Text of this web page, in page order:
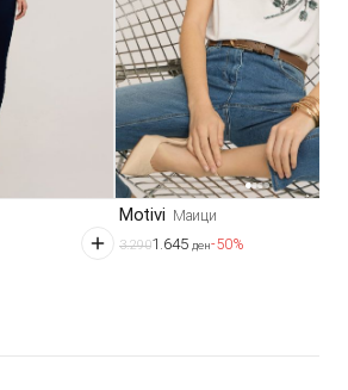
Motivi Маици
3.2901.645 ден-50%